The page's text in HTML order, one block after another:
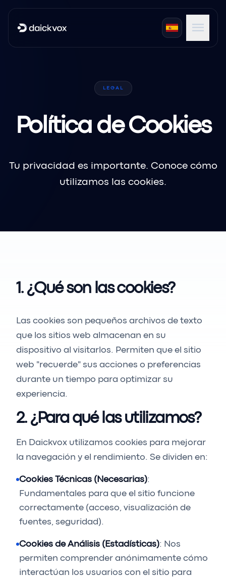
menu
Portales
LEGAL
Política de Cookies
Tu privacidad es importante. Conoce cómo
utilizamos las cookies.
1. ¿Qué son las cookies?
Las cookies son pequeños archivos de texto
que los sitios web almacenan en su
dispositivo al visitarlos. Permiten que el sitio
web "recuerde" sus acciones o preferencias
durante un tiempo para optimizar su
experiencia.
2. ¿Para qué las utilizamos?
En Daickvox utilizamos cookies para mejorar
la navegación y el rendimiento. Se dividen en:
Cookies Técnicas (Necesarias):
Fundamentales para que el sitio funcione
correctamente (acceso, visualización de
fuentes, seguridad).
Cookies de Análisis (Estadísticas): Nos
permiten comprender anónimamente cómo
interactúan los usuarios con el sitio para